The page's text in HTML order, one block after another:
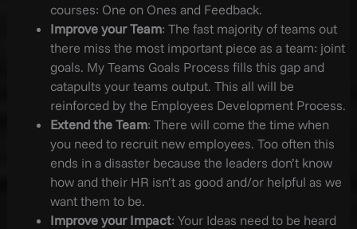
courses: One on Ones and Feedback.
Improve your Team: The fast majority of teams out
there miss the most important piece as a team: joint
goals. My Teams Goals Process fills this gap and
catapults your teams output. This all will be
reinforced by the Employees Development Process.
Extend the Team: There will come the time when
you need to recruit new employees. Too often this
ends in a disaster because the leaders don’t know
how and their HR isn’t as good and/or helpful as we
want them to be.
Improve your Impact: Your Ideas need to be heard